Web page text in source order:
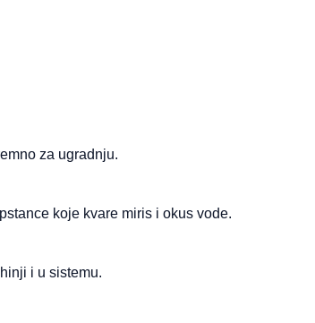
za ugradnju.
koje kvare miris i okus vode.
i u sistemu.